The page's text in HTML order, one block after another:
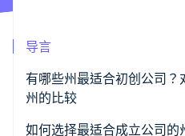
Stripe
导言
有哪些州最适合初创公司？
州的比较
1. 加利福尼亚州
如何选择最适合成立公司的